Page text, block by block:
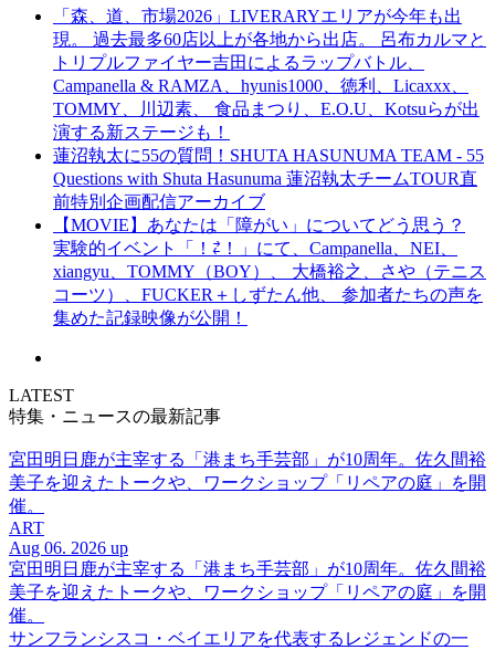
「森、道、市場2026」LIVERARYエリアが今年も出
現。 過去最多60店以上が各地から出店。 呂布カルマと
トリプルファイヤー吉田によるラップバトル、
Campanella & RAMZA、hyunis1000、徳利、Licaxxx、
TOMMY、川辺素、 食品まつり、E.O.U、Kotsuらが出
演する新ステージも！
蓮沼執太に55の質問！SHUTA HASUNUMA TEAM - 55
Questions with Shuta Hasunuma 蓮沼執太チームTOUR直
前特別企画配信アーカイブ
【MOVIE】あなたは「障がい」についてどう思う？
実験的イベント「！⇄！」にて、Campanella、NEI、
xiangyu、TOMMY（BOY）、 大橋裕之、さや（テニス
コーツ）、FUCKER＋しずたん他、 参加者たちの声を
集めた記録映像が公開！
LATEST
特集・ニュースの最新記事
宮田明日鹿が主宰する「港まち手芸部」が10周年。佐久間裕
美子を迎えたトークや、ワークショップ「リペアの庭」を開
催。
ART
Aug 06. 2026 up
宮田明日鹿が主宰する「港まち手芸部」が10周年。佐久間裕
美子を迎えたトークや、ワークショップ「リペアの庭」を開
催。
サンフランシスコ・ベイエリアを代表するレジェンドの一